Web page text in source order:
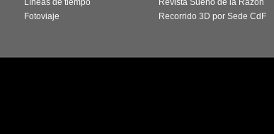
Líneas de tiempo
Fotoviaje
Revista Sueño de la Razón
Recorrido 3D por Sede CdF